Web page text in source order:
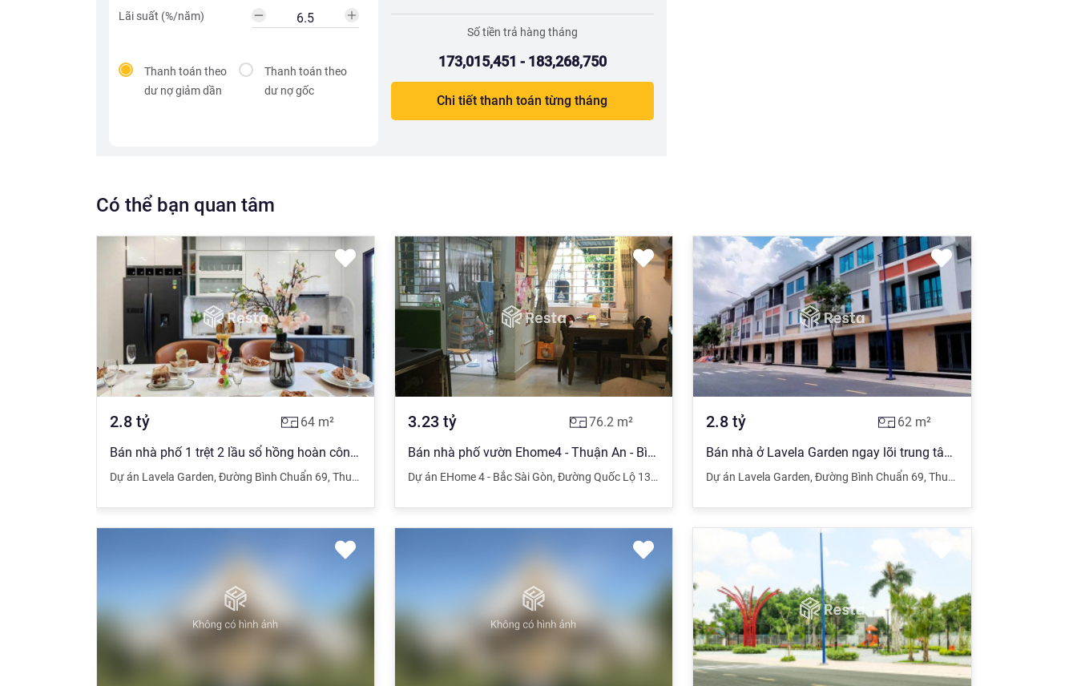
Lãi suất (%/năm)
Thanh toán theo
dư nợ giảm dần
Thanh toán theo
dư nợ gốc
Số tiền trả hàng tháng
173,015,451 - 183,268,750
Chi tiết thanh toán từng tháng
Có thể bạn quan tâm
2.8 tỷ 64 m²
Bán nhà phố 1 trệt 2 lầu sổ hồng hoàn công, diện tích đất 5x12 thổ cư 60m2, nhận nhà ở ngay
Dự án Lavela Garden, Đường Bình Chuẩn 69, Thuận An Bình Dương
3.23 tỷ 76.2m²
Bán nhà phố vườn Ehome4 - Thuận An - Bình Dương - Cần bán gấp nên giá rẻ hơn thị trường 200 triệu
Dự án EHome 4 - Bắc Sài Gòn, Đường Quốc Lộ 13,Thuận An ,Bình Dương
2.8 tỷ 62m²
Bán nhà ở Lavela Garden ngay lõi trung tâm TP Thuận An Bình Dương
Dự án Lavela Garden, Đường Bình Chuẩn 69, Thuận An